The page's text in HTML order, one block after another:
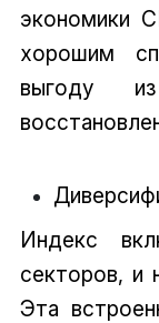
экономики
хорошим
выгоду
Индекс
секторов, и
Эта